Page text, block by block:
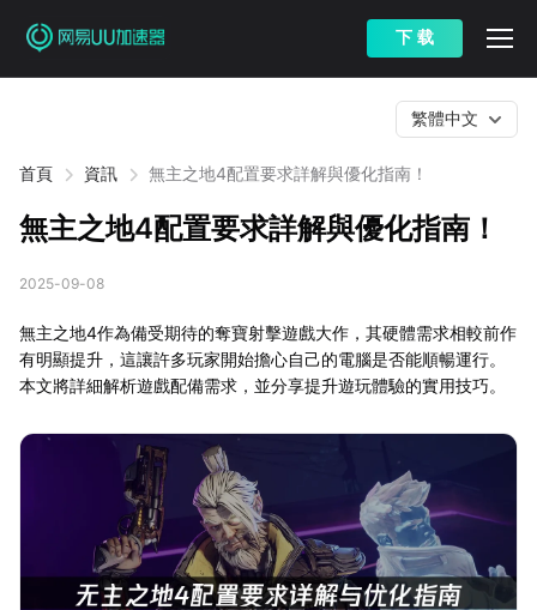
下 载
首頁 資訊 無主之地4配置要求詳解與優化指南！
繁體中文
無主之地4配置要求詳解與優化指南！
2025-09-08
無主之地4作為備受期待的奪寶射擊遊戲大作，其硬體需求相較前作
有明顯提升，這讓許多玩家開始擔心自己的電腦是否能順暢運行。
本文將詳細解析遊戲配備需求，並分享提升遊玩體驗的實用技巧。